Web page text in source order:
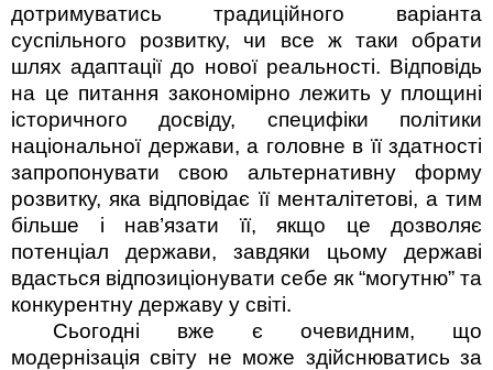
дотримуватись традиційного варіан­та
суспільного розвитку, чи все ж таки обрати
шлях адаптації до нової реальності. Відповідь
на це питання закономірно лежить у площині
історичного досвіду, специфіки політики
національної держави, а головне в її здатності
запропонувати свою альтернативну форму
розвитку, яка відповідає її менталітетові, а тим
більше і нав’язати її, якщо це дозволяє
потенціал держави, завдяки цьому державі
вдасться відпозиціонувати себе як “могутню” та
конкурентну державу у світі.
Сьогодні вже є очевидним, що
модернізація світу не може здійснюватись за